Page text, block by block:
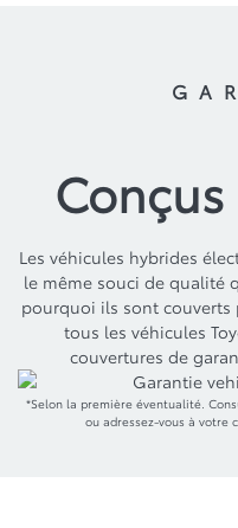
Les véhicules hybrides
le même souci de qualité
pourquoi ils sont couverts
tous les véhicules
couvertures de
*Selon la première éventualité.
ou adressez-vous à votre